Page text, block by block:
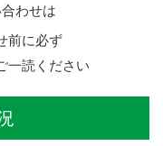
前に必ず
一読ください